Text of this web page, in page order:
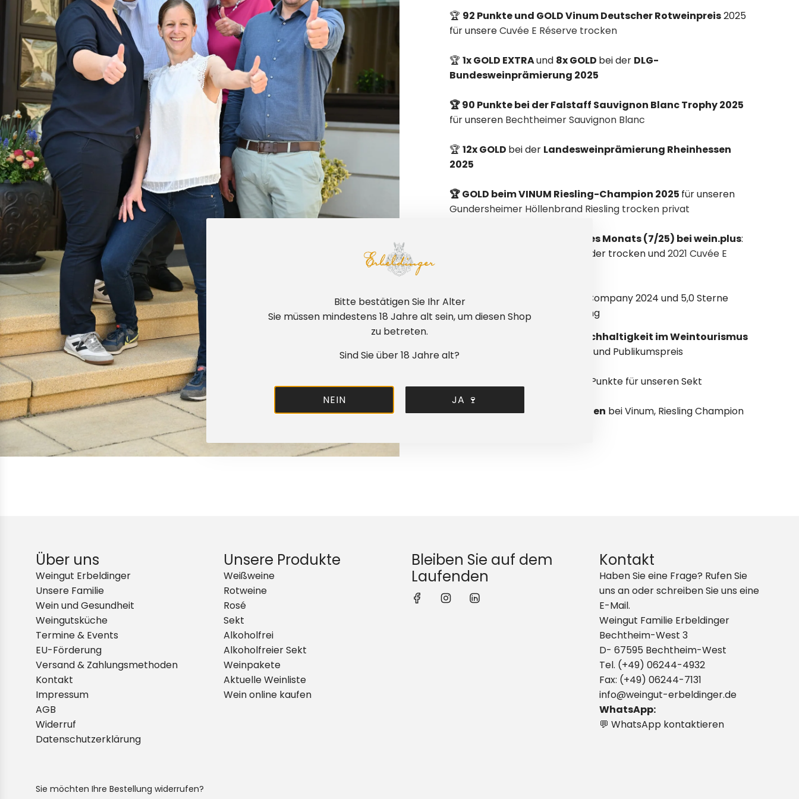
🏆 92 Punkte und GOLD Vinum Deutscher Rotweinpreis2025
für unsereCuvée E Réserve trocken
🏆 1x GOLD EXTRAund 8x GOLD bei der DLG-
Bundesweinprämierung 2025
🏆 90 Punkte bei der Falstaff Sauvignon Blanc Trophy 2025
für unseren Bechtheimer Sauvignon Blanc
🏆 12x GOLD bei der Landesweinprämierung Rheinhessen
2025
🏆 GOLD beim VINUM Riesling-Champion 2025 für unseren
Gundersheimer Höllenbrand Riesling trocken privat
2x Preis-Genuss-Sieger des Monats (7/25) bei wein.plus:
2022 Gundheimer Spätburgunder trocken und2021 Cuvée E
🏆Trusted Shops
Top Rated Company 2024 und 5,0 Sterne
⭐⭐⭐⭐⭐ in der Kundenbewertung
Nachhaltigkeit im Weintourismus
2024
von Great Wine Capitals und Publikumspreis
91 und 90 Punkte für unseren Sekt
Verschiedene Auszeichnungen bei Vinum, Riesling Champion
Über uns
Weingut Erbeldinger
Unsere Familie
Wein und Gesundheit
Weingutsküche
Termine & Events
EU-Förderung
Versand & Zahlungsmethoden
Kontakt
Impressum
AGB
Widerruf
Datenschutzerklärung
Unsere Produkte
Weißweine
Rotweine
Rosé
Sekt
Alkoholfrei
Alkoholfreier Sekt
Weinpakete
Aktuelle Weinliste
Wein online kaufen
Bleiben Sie auf dem
Laufenden
Kontakt
Haben Sie eine Frage? Rufen Sie
uns an oder schreiben Sie uns eine
E-Mail.
Weingut Familie Erbeldinger
Bechtheim-West 3
D- 67595 Bechtheim-West
Tel. (+49) 06244-4932
Fax: (+49) 06244-7131
info@weingut-erbeldinger.de
WhatsApp:
💬 WhatsApp kontaktieren
Sie möchten Ihre Bestellung widerrufen?
Bitte bestätigen Sie Ihr Alter
Sie müssen mindestens 18 Jahre alt sein, um diesen Shop
zu betreten.
Sind Sie über 18 Jahre alt?
NEIN JA 🍷